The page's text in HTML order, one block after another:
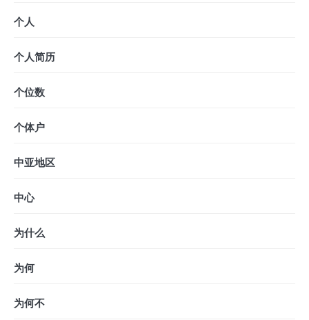
个人
个人简历
个位数
个体户
中亚地区
中心
为什么
为何
为何不